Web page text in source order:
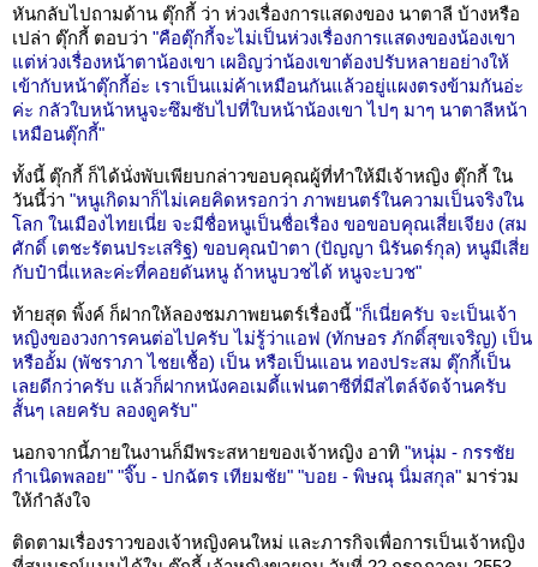
หันกลับไปถามด้าน ตุ๊กกี้ ว่า ห่วงเรื่องการแสดงของ นาตาลี บ้างหรือ
เปล่า ตุ๊กกี้ ตอบว่า "คือตุ๊กกี้จะไม่เป็นห่วงเรื่องการแสดงของน้องเขา
แต่ห่วงเรื่องหน้าตาน้องเขา เผอิญว่าน้องเขาต้องปรับหลายอย่างให้
เข้ากับหน้าตุ๊กกี้อ่ะ เราเป็นแม่ค้าเหมือนกันแล้วอยู่แผงตรงข้ามกันอ่ะ
ค่ะ กลัวใบหน้าหนูจะซึมซับไปที่ใบหน้าน้องเขา ไปๆ มาๆ นาตาลีหน้า
เหมือนตุ๊กกี้"
ทั้งนี้ ตุ๊กกี้ ก็ได้นั่งพับเพียบกล่าวขอบคุณผู้ที่ทำให้มีเจ้าหญิง ตุ๊กกี้ ใน
วันนี้ว่า "หนูเกิดมาก็ไม่เคยคิดหรอกว่า ภาพยนตร์ในความเป็นจริงใน
โลก ในเมืองไทยเนี่ย จะมีชื่อหนูเป็นชื่อเรื่อง ขอขอบคุณเสี่ยเจียง (สม
ศักดิ์ เตชะรัตนประเสริฐ) ขอบคุณป๋าตา (ปัญญา นิรันดร์กุล) หนูมีเสี่ย
กับป๋านี่แหละค่ะที่คอยดันหนู ถ้าหนูบวชได้ หนูจะบวช"
ท้ายสุด พิ้งค์ ก็ฝากให้ลองชมภาพยนตร์เรื่องนี้ "ก็เนี่ยครับ จะเป็นเจ้า
หญิงของวงการคนต่อไปครับ ไม่รู้ว่าแอฟ (ทักษอร ภักดิ์สุขเจริญ) เป็น
หรืออั้ม (พัชราภา ไชยเชื้อ) เป็น หรือเป็นแอน ทองประสม ตุ๊กกี้เป็น
เลยดีกว่าครับ แล้วก็ฝากหนังคอเมดี้แฟนตาซีที่มีสไตล์จัดจ้านครับ
สั้นๆ เลยครับ ลองดูครับ"
นอกจากนี้ภายในงานก็มีพระสหายของเจ้าหญิง อาทิ "หนุ่ม - กรรชัย
กำเนิดพลอย" "จิ๊บ - ปกฉัตร เทียมชัย" "บอย - พิษณุ นิ่มสกุล" มาร่วม
ให้กำลังใจ
ติดตามเรื่องราวของเจ้าหญิงคนใหม่ และภารกิจเพื่อการเป็นเจ้าหญิง